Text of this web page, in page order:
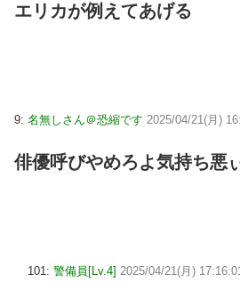
エリカが例えてあげる
9: 名無しさん＠恐縮です 2025/04/21(月)
俳優呼びやめろよ気持ち悪
101: 警備員[Lv.4] 2025/04/21(月)